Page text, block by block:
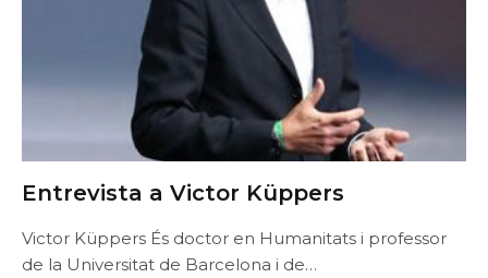
Entrevista a Victor Küppers
Victor Küppers És doctor en Humanitats i professor
de la Universitat de Barcelona i de…